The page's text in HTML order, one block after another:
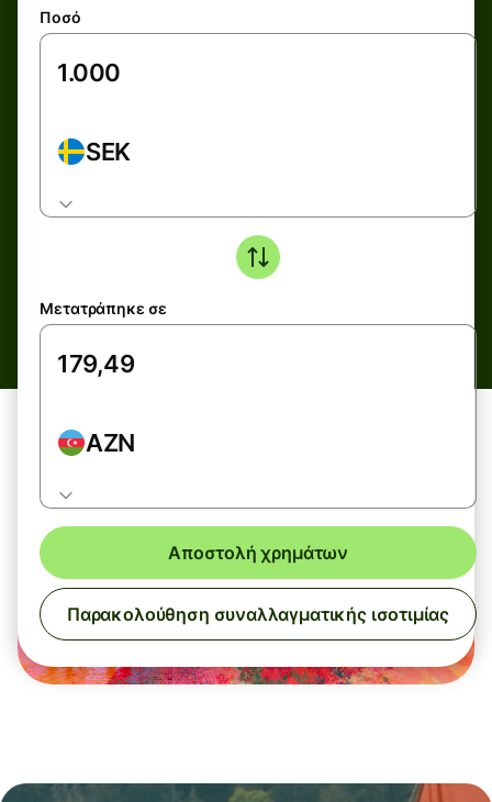
Ποσό
SEK
Μετατράπηκε σε
AZN
Αποστολή χρημάτων
Παρακολούθηση συναλλαγματικής ισοτιμίας